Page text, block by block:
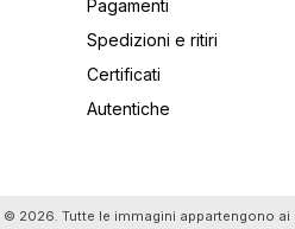
Pagamenti
Spedizioni e ritiri
Certificati
Autentiche
© 2026. Tutte le immagini appartengono ai